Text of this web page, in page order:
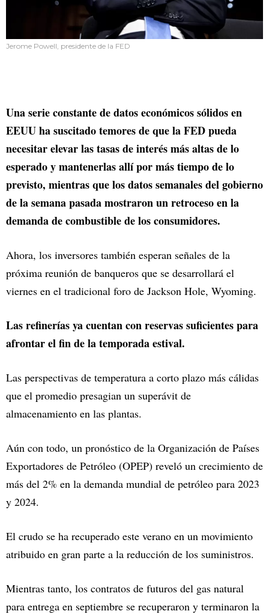
Jerome Powell, presidente de la FED
Una serie constante de datos económicos sólidos en
EEUU ha suscitado temores de que la FED pueda
necesitar elevar las tasas de interés más altas de lo
esperado y mantenerlas allí por más tiempo de lo
previsto, mientras que los datos semanales del gobierno
de la semana pasada mostraron un retroceso en la
demanda de combustible de los consumidores.
Ahora, los inversores también esperan señales de la
próxima reunión de banqueros que se desarrollará el
viernes en el tradicional foro de Jackson Hole, Wyoming.
Las refinerías ya cuentan con reservas suficientes para
afrontar el fin de la temporada estival.
Las perspectivas de temperatura a corto plazo más cálidas
que el promedio presagian un superávit de
almacenamiento en las plantas.
Aún con todo, un pronóstico de la Organización de Países
Exportadores de Petróleo (OPEP) reveló un crecimiento de
más del 2% en la demanda mundial de petróleo para 2023
y 2024.
El crudo se ha recuperado este verano en un movimiento
atribuido en gran parte a la reducción de los suministros.
Mientras tanto, los contratos de futuros del gas natural
para entrega en septiembre se recuperaron y terminaron la